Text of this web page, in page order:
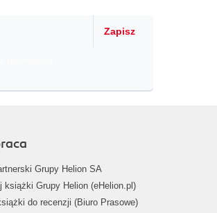
Zapisz
Grupy Helion SA
książki Grupy Helion (eHelion.pl)
do recenzji (Biuro Prasowe)